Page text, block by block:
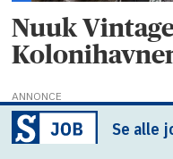
Nuuk
ANNONCE
Se alle